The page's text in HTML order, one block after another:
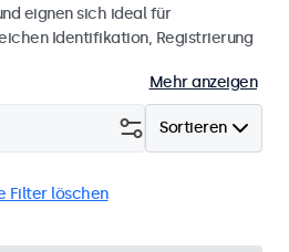
eignen sich ideal für
Identifikation, Registrierung
Mehr anzeigen
Sortieren
Filter löschen